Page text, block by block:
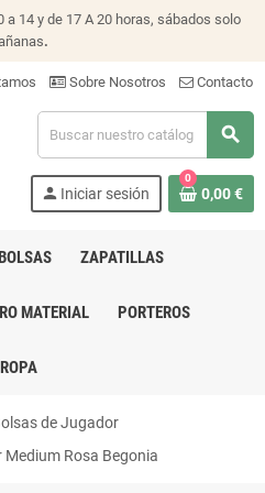
a 14 y de 17 A 20 horas, sábados solo
.
Sobre Nosotros Contacto
search
person Iniciar sesión
0
0,00 €
ZAPATILLAS
MATERIAL PORTEROS
ROPA
de Jugador
Medium Rosa Begonia